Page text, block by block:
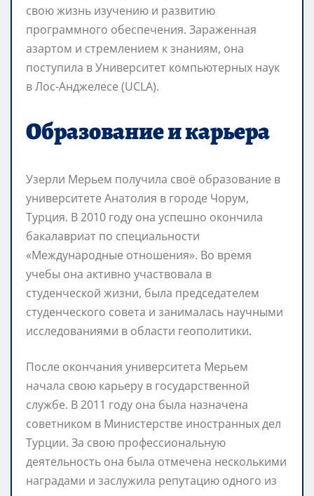
свою жизнь изучению и развитию
программного обеспечения. Зараженная
азартом и стремлением к знаниям, она
поступила в Университет компьютерных наук
в Лос-Анджелесе (UCLA).
Образование и карьера
Узерли Мерьем получила своё образование в
университете Анатолия в городе Чорум,
Турция. В 2010 году она успешно окончила
бакалавриат по специальности
«Международные отношения». Во время
учебы она активно участвовала в
студенческой жизни, была председателем
студенческого совета и занималась научными
исследованиями в области геополитики.
После окончания университета Мерьем
начала свою карьеру в государственной
службе. В 2011 году она была назначена
советником в Министерстве иностранных дел
Турции. За свою профессиональную
деятельность она была отмечена несколькими
наградами и заслужила репутацию одного из